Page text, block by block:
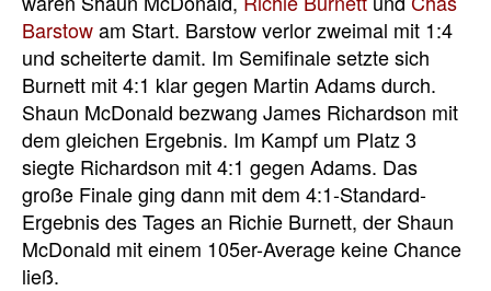
Barstowam Start. Barstow verlor zweimal mit 1:4
und scheiterte damit. Im Semifinale setzte sich
Burnett mit 4:1 klar gegen Martin Adams durch.
Shaun McDonald bezwang James Richardson mit
dem gleichen Ergebnis. Im Kampf um Platz 3
siegte Richardson mit 4:1 gegen Adams. Das
große Finale ging dann mit dem 4:1-Standard-
Ergebnis des Tages an Richie Burnett, der Shaun
McDonald mit einem 105er-Average keine Chance
ließ.